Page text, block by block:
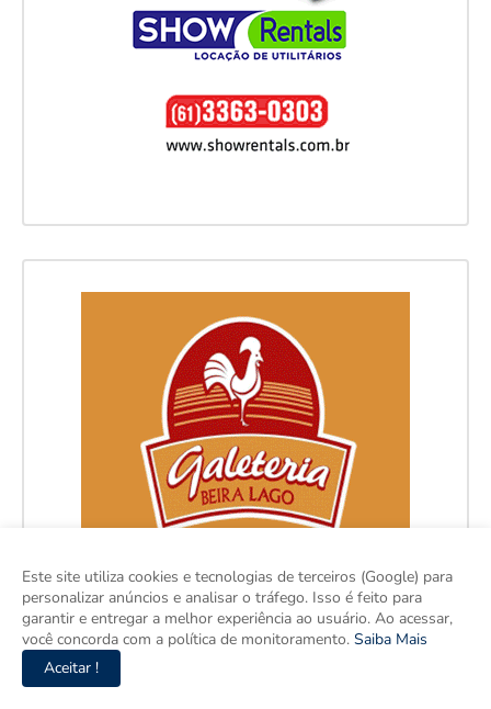
Este site utiliza cookies e tecnologias de terceiros (Google) para
personalizar anúncios e analisar o tráfego. Isso é feito para
garantir e entregar a melhor experiência ao usuário. Ao acessar,
você concorda com a política de monitoramento. Saiba Mais
Aceitar !